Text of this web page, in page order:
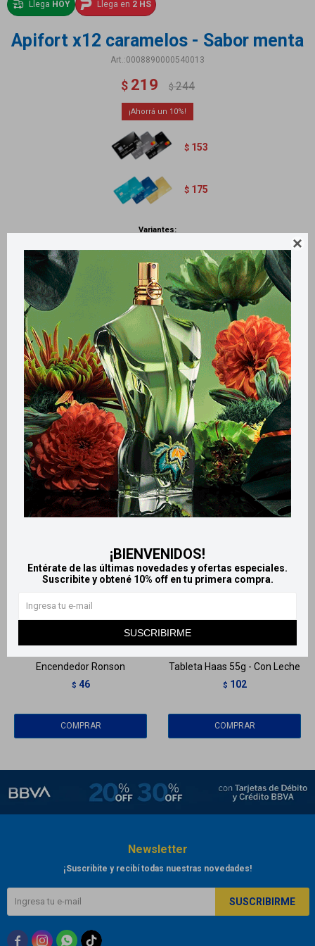

¡BIENVENIDOS!
Entérate de las últimas novedades y ofertas especiales.
Suscribite y obtené 10% off en tu primera compra.
SUSCRIBIRME
Llega HOY Llega en 2 HS
Apifort x12 caramelos - Sabor menta
0008890000540013
$ 219 $ 244
10
$ 153
$ 175
Variantes:
Métodos y costos de envío
Retiros gratuitos en tiendas
Productos que te pueden interesar
LlegaHOY
Encendedor Ronson
$ 46
Tableta Haas 55g - Con Leche
$ 102
Newsletter
¡Suscribite y recibí todas nuestras novedades!
SUSCRIBIRME
  